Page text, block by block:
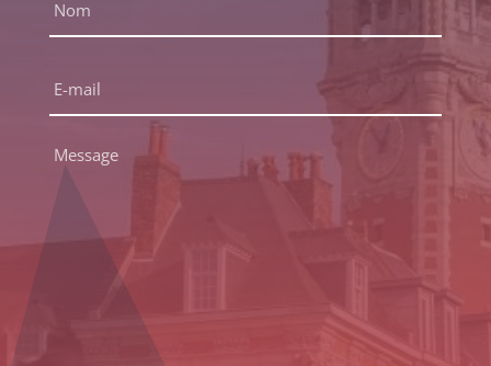
mail
Message